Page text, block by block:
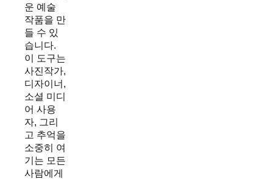
운 예술
작품을 만
들 수 있
습니다.
이 도구는
사진작가,
디자이너,
소셜 미디
어 사용
자, 그리
고 추억을
소중히 여
기는 모든
사람에게